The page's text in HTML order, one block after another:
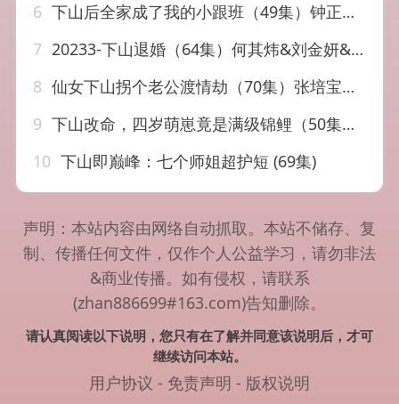
6 下山后全家成了我的小跟班（49集）钟正＆杨殊予
7 20233-下山退婚（64集）何其炜&刘金妍&王静&杨珞仟
8 仙女下山拐个老公渡情劫（70集）张培宝＆丁紫含
9 下山改命，四岁萌崽竟是满级锦鲤（50集）王珊珊
10 下山即巅峰：七个师姐超护短 (69集)
声明：本站内容由网络自动抓取。本站不储存、复
制、传播任何文件，仅作个人公益学习，请勿非法
&商业传播。如有侵权，请联系
(zhan886699#163.com)告知删除。
请认真阅读以下说明，您只有在了解并同意该说明后，才可
继续访问本站。
用户协议 - 免责声明 - 版权说明